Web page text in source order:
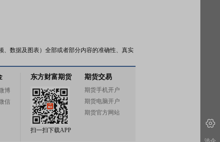
数据及图表）全部或者部分内容的准确性、真实
博
信
东方财富期货
扫一扫下载APP
期货交易
期货手机开户
期货电脑开户
期货官方网站